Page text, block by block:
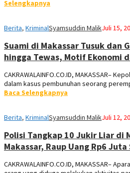
Selengkapnya
Berita, KriminalSyamsuddin MalikJuli 15,
Suami di Makassar Tusuk dan
hingga Tewas, Motif Ekonomi
CAKRAWALAINFO.CO.ID, MAKASSAR–
dalam kasus pembunuhan seorang
Baca Selengkapnya
Berita, KriminalSyamsuddin MalikJuli 12,
Polisi Tangkap 10 Jukir Liar di
Makassar, Raup Uang Rp6 Juta
CAKRAWALAINFO.CO.ID, MAKASSAR–